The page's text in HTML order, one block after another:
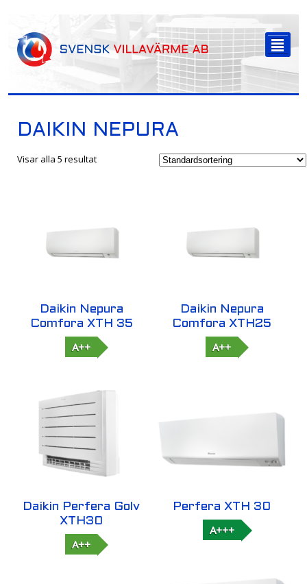
²
DAIKIN NEPURA
Visar alla 5 resultat
Daikin Nepura
Comfora XTH 35
A++
Daikin Nepura
Comfora XTH25
A++
Daikin Perfera Golv
XTH30
A++
Perfera XTH 30
A+++